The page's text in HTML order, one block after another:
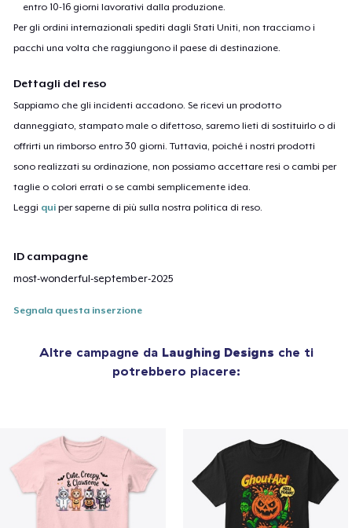
entro 10-16 giorni lavorativi dalla produzione.
Per gli ordini internazionali spediti dagli Stati Uniti, non tracciamo i
pacchi una volta che raggiungono il paese di destinazione.
Dettagli del reso
Sappiamo che gli incidenti accadono. Se ricevi un prodotto
danneggiato, stampato male o difettoso, saremo lieti di sostituirlo o di
offrirti un rimborso entro 30 giorni. Tuttavia, poiché i nostri prodotti
sono realizzati su ordinazione, non possiamo accettare resi o cambi per
taglie o colori errati o se cambi semplicemente idea.
Leggi qui per saperne di più sulla nostra politica di reso.
ID campagne
most-wonderful-september-2025
Segnala questa inserzione
Altre campagne da Laughing Designs che ti
potrebbero piacere: